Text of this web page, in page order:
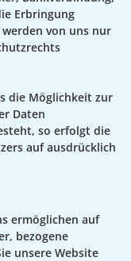
Erbringung
von uns nur
die Möglichkeit zur
Daten
so erfolgt die
auf ausdrücklich
ermöglichen auf
bezogene
unsere Website